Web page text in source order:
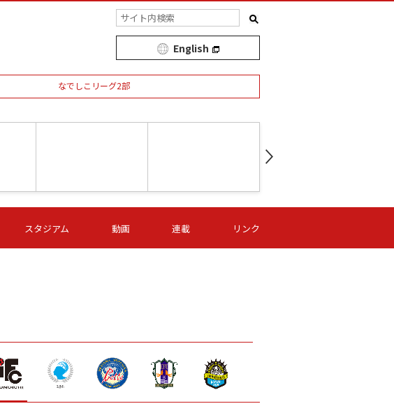
English
なでしこリーグ2部
第16節 09/06 (日) 15:00
-
第16節 09/06 (日) 15:00
- -
スタジアム 動画 連載 リンク